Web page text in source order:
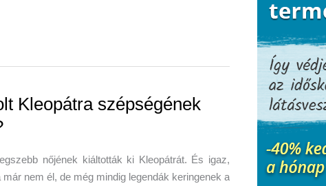
Kleopátra szépségének
nőjének kiáltották ki Kleopátrát. És igaz,
már nem él, de még mindig legendák keringenek a